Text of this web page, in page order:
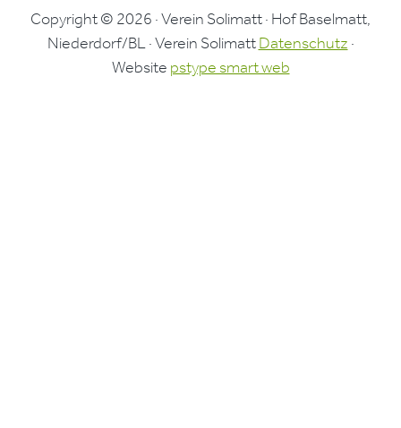
Copyright © 2026 · Verein Solimatt · Hof Baselmatt,
Niederdorf/BL · Verein SolimattDatenschutz ·
Website pstype smart web